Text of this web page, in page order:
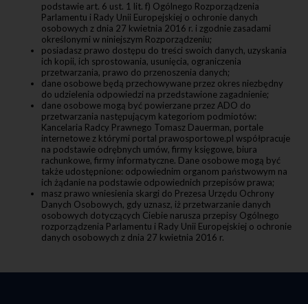
podstawie art. 6 ust. 1 lit. f) Ogólnego Rozporządzenia
Parlamentu i Rady Unii Europejskiej o ochronie danych
osobowych z dnia 27 kwietnia 2016 r. i zgodnie zasadami
określonymi w niniejszym Rozporządzeniu;
posiadasz prawo dostępu do treści swoich danych, uzyskania
ich kopii, ich sprostowania, usunięcia, ograniczenia
przetwarzania, prawo do przenoszenia danych;
dane osobowe będą przechowywane przez okres niezbędny
do udzielenia odpowiedzi na przedstawione zagadnienie;
dane osobowe mogą być powierzane przez ADO do
przetwarzania następującym kategoriom podmiotów:
Kancelaria Radcy Prawnego Tomasz Dauerman, portale
internetowe z którymi portal prawosportowe.pl współpracuje
na podstawie odrębnych umów, firmy księgowe, biura
rachunkowe, firmy informatyczne. Dane osobowe mogą być
także udostępnione: odpowiednim organom państwowym na
ich żądanie na podstawie odpowiednich przepisów prawa;
masz prawo wniesienia skargi do Prezesa Urzędu Ochrony
Danych Osobowych, gdy uznasz, iż przetwarzanie danych
osobowych dotyczących Ciebie narusza przepisy Ogólnego
rozporządzenia Parlamentu i Rady Unii Europejskiej o ochronie
danych osobowych z dnia 27 kwietnia 2016 r.